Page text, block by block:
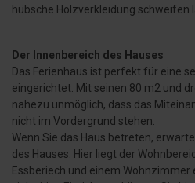
hübsche Holzverkleidung schweifen
Der Innenbereich des Hauses
Das Ferienhaus ist perfekt für eine
eingerichtet. Mit seinen 80 m2 und
nahezu unmöglich, dass das
nicht im Vordergrund stehen.
Wenn Sie das Haus betreten,
des Hauses. Hier liegt der
Essberiech und einem Wohnzimmer